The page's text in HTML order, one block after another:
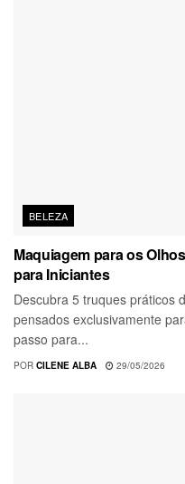
BELEZA
Maquiagem para os
para Iniciantes
Descubra 5 truques práticos
pensados exclusivamente
passo para...
POR CILENE ALBA 29/05/2026